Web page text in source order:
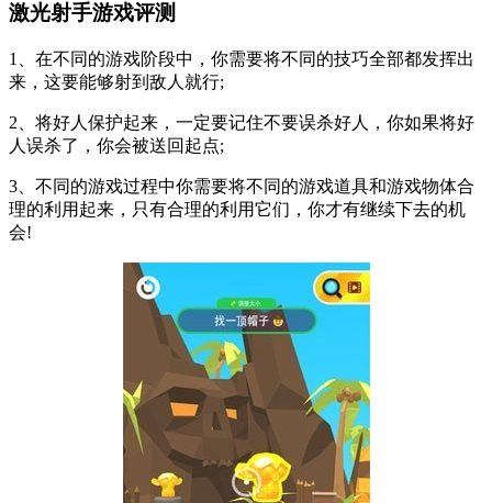
激光射手游戏评测
1、在不同的游戏阶段中，你需要将不同的技巧全部都发挥出
来，这要能够射到敌人就行;
2、将好人保护起来，一定要记住不要误杀好人，你如果将好
人误杀了，你会被送回起点;
3、不同的游戏过程中你需要将不同的游戏道具和游戏物体合
理的利用起来，只有合理的利用它们，你才有继续下去的机
会!